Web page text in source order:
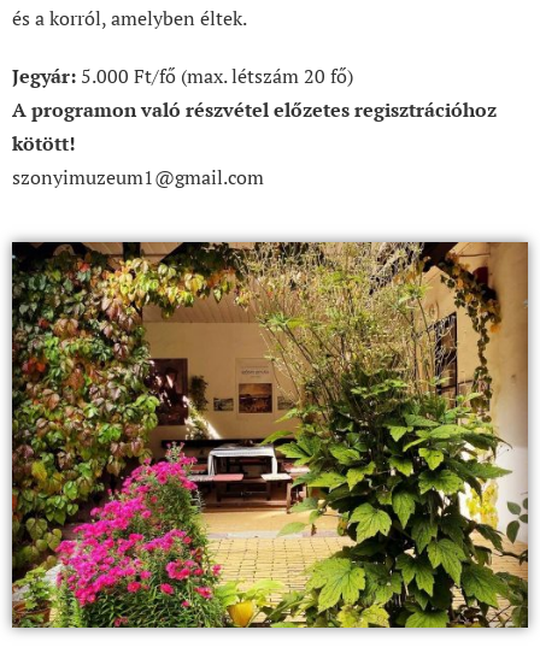
és a korról, amelyben éltek.
Jegyár: 5.000 Ft/fő (max. létszám 20 fő)
A programon való részvétel előzetes regisztrációhoz
kötött!
szonyimuzeum1@gmail.com